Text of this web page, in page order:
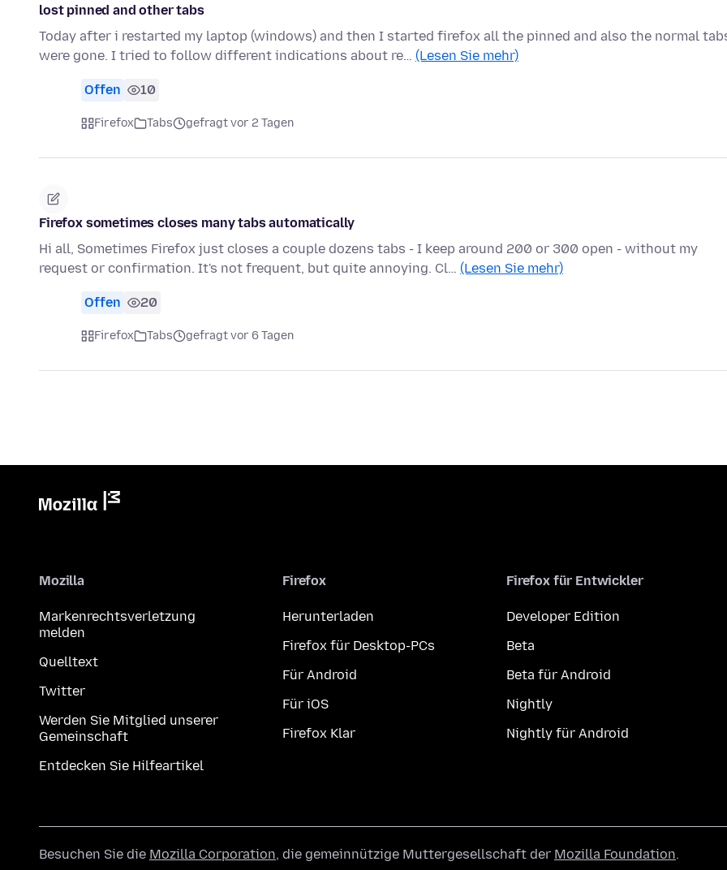
lost pinned and other tabs
Today after i restarted my laptop (windows) and then I started firefox all the pinned and also the normal
were gone. I tried to follow different indications about re… (Lesen Sie mehr)
Offen 10
Firefox Tabs gefragt vor 2 Tagen
Firefox sometimes closes many tabs automatically
Hi all, Sometimes Firefox just closes a couple dozens tabs - I keep around 200 or 300 open - without my
request or confirmation. It's not frequent, but quite annoying. Cl… (Lesen Sie mehr)
Offen 20
Firefox Tabs gefragt vor 6 Tagen
Mozilla
Markenrechtsverletzung
melden
Quelltext
Twitter
Werden Sie Mitglied unserer
Gemeinschaft
Entdecken Sie Hilfeartikel
Firefox
Herunterladen
Firefox für Desktop-PCs
Für Android
Für iOS
Firefox Klar
Firefox für Entwickler
Developer Edition
Beta
Beta für Android
Nightly
Nightly für Android
Besuchen Sie die Mozilla Corporation, die gemeinnützige Muttergesellschaft der Mozilla Foundation.